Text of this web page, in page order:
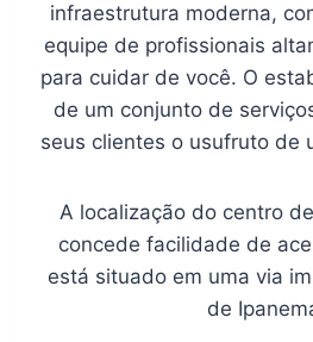
infraestrutura moderna,
equipe de profissionais
para cuidar de você. O
de um conjunto de
seus clientes o usufruto de
A localização do centro
concede facilidade de
está situado em uma via
de